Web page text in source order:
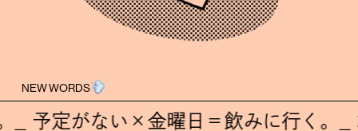
NEW WORDS
がない×金曜日＝飲みに行く。 本気